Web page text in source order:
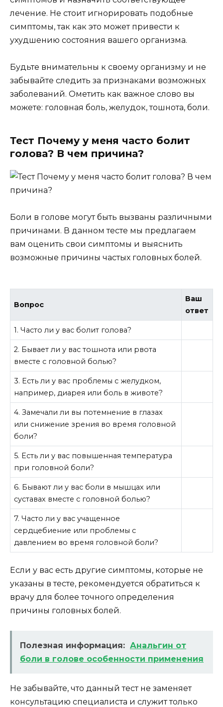
лечение. Не стоит игнорировать подобные
симптомы, так как это может привести к
ухудшению состояния вашего организма.
Будьте внимательны к своему организму и не
забывайте следить за признаками возможных
заболеваний. Ометить как важное слово вы
можете: головная боль, желудок, тошнота, боли.
Тест Почему у меня часто болит
голова? В чем причина?
Боли в голове могут быть вызваны различными
причинами. В данном тесте мы предлагаем
вам оценить свои симптомы и выяснить
возможные причины частых головных болей.
Вопрос
Ваш
ответ
1. Часто ли у вас болит голова?
2. Бывает ли у вас тошнота или рвота
вместе с головной болью?
3. Есть ли у вас проблемы с желудком,
например, диарея или боль в животе?
4. Замечали ли вы потемнение в глазах
или снижение зрения во время головной
боли?
5. Есть ли у вас повышенная температура
при головной боли?
6. Бывают ли у вас боли в мышцах или
суставах вместе с головной болью?
7. Часто ли у вас учащенное
сердцебиение или проблемы с
давлением во время головной боли?
Если у вас есть другие симптомы, которые не
указаны в тесте, рекомендуется обратиться к
врачу для более точного определения
причины головных болей.
Полезная информация: Анальгин от
боли в голове особенности применения
Не забывайте, что данный тест не заменяет
консультацию специалиста и служит только